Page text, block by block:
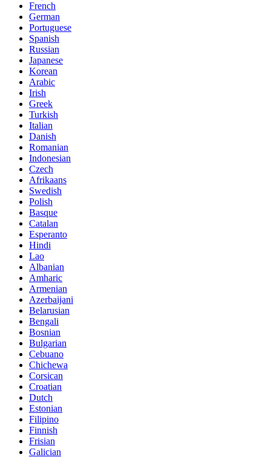
French
German
Portuguese
Spanish
Russian
Japanese
Korean
Arabic
Irish
Greek
Turkish
Italian
Danish
Romanian
Indonesian
Czech
Afrikaans
Swedish
Polish
Basque
Catalan
Esperanto
Hindi
Lao
Albanian
Amharic
Armenian
Azerbaijani
Belarusian
Bengali
Bosnian
Bulgarian
Cebuano
Chichewa
Corsican
Croatian
Dutch
Estonian
Filipino
Finnish
Frisian
Galician